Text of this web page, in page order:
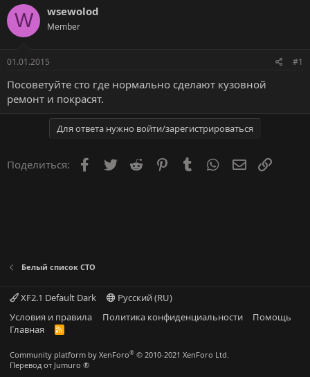
т
о
е
ы
т
н
л
W wsewolod
Member
01.01.2015 #1
Посоветуйте сто где нормально сделают кузовной
ремонт и покрасят.
Для ответа нужно войти/зарегистрироваться
Поделиться: Facebook
Twitter Reddit PinterestTumblr WhatsApp
Белый список СТО
XF2.1 Default Dark
Русский (RU)
Условия и правила
Политика конфиденциальности
Помощь
Главная
R
Community platform by XenForo® © 2010-2021 XenForo Ltd.
Перевод от Jumuro ®